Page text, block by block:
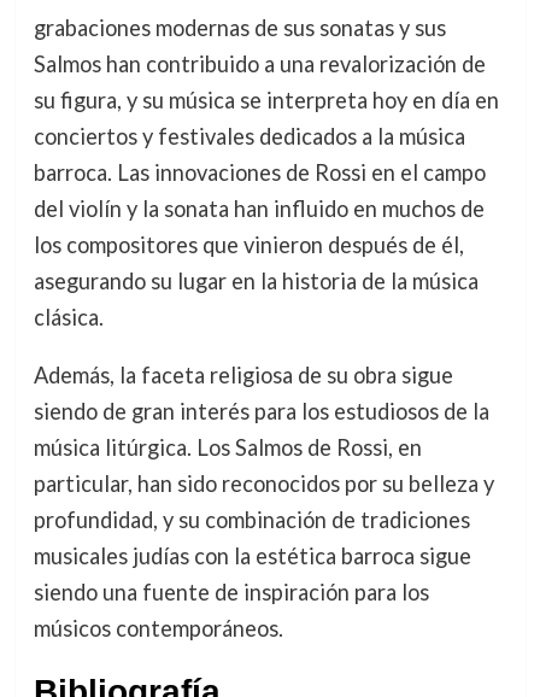
grabaciones modernas de sus sonatas y sus
Salmos han contribuido a una revalorización de
su figura, y su música se interpreta hoy en día en
conciertos y festivales dedicados a la música
barroca. Las innovaciones de Rossi en el campo
del violín y la sonata han influido en muchos de
los compositores que vinieron después de él,
asegurando su lugar en la historia de la música
clásica.
Además, la faceta religiosa de su obra sigue
siendo de gran interés para los estudiosos de la
música litúrgica. Los Salmos de Rossi, en
particular, han sido reconocidos por su belleza y
profundidad, y su combinación de tradiciones
musicales judías con la estética barroca sigue
siendo una fuente de inspiración para los
músicos contemporáneos.